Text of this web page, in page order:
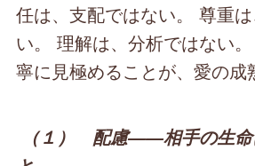
任は、支配ではない。 尊重
い。 理解は、分析ではない
寧に見極めることが、愛の成
（１） 配慮――相手の生命